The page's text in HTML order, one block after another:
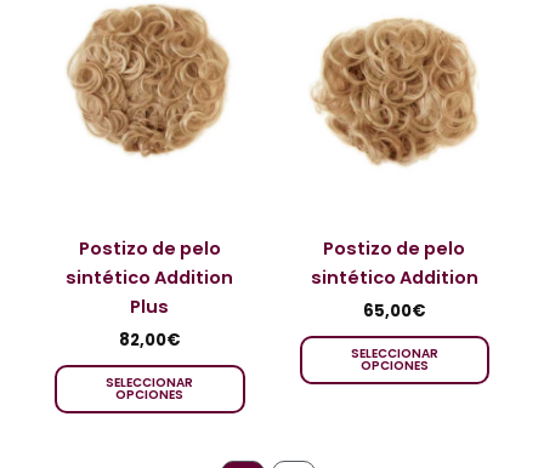
Postizo de pelo
sintético Addition
Plus
82,00€
SELECCIONAR
OPCIONES
Postizo de pelo
sintético Addition
65,00€
SELECCIONAR
OPCIONES